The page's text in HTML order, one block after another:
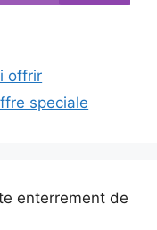
offrir
speciale
enterrement de